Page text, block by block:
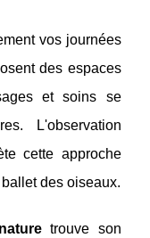
vos journées
des espaces
et soins se
L'observation
cette approche
des oiseaux.
trouve son